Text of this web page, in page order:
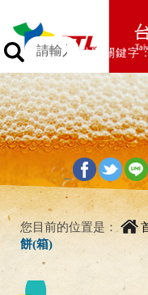
熱門關鍵字
_
您目前的位置是：
餅(箱)